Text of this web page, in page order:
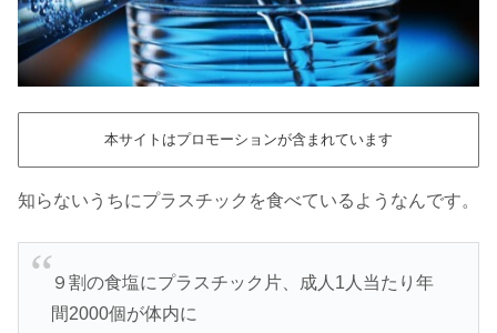
本サイトはプロモーションが含まれています
知らないうちにプラスチックを食べているようなんです。
９割の食塩にプラスチック片、成人1人当たり年
間2000個が体内に